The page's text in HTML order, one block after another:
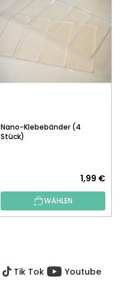
Nano-Klebebänder (4
Stück)
1,99 €
WÄHLEN
Tik Tok Youtube